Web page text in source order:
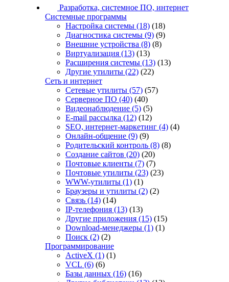
Разработка, системное ПО, интернет
Системные программы
Настройка системы (18) (18)
Диагностика системы (9) (9)
Внешние устройства (8) (8)
Виртуализация (13) (13)
Расширения системы (13) (13)
Другие утилиты (22) (22)
Сеть и интернет
Сетевые утилиты (57) (57)
Серверное ПО (40) (40)
Видеонаблюдение (5) (5)
E-mail рассылка (12) (12)
SEO, интернет-маркетинг (4) (4)
Онлайн-общение (9) (9)
Родительский контроль (8) (8)
Создание сайтов (20) (20)
Почтовые клиенты (7) (7)
Почтовые утилиты (23) (23)
WWW-утилиты (1) (1)
Браузеры и утилиты (2) (2)
Связь (14) (14)
IP-телефония (13) (13)
Другие приложения (15) (15)
Download-менеджеры (1) (1)
Поиск (2) (2)
Программирование
ActiveX (1) (1)
VCL (6) (6)
Базы данных (16) (16)